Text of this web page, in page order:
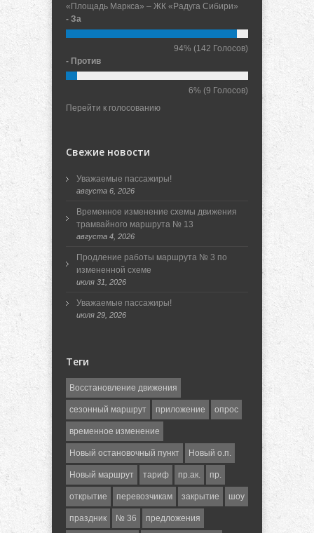
«Площадь Маркса» – ЖК «Радуга Сибири»
- За
94% (142 Голосов)
- Против
6% (9 Голосов)
Перейти к голосованию
Свежие новости
Уважаемые пассажиры!
августа 6, 2026
Временное изменение схемы движения
трамвайного маршрута № 13
августа 4, 2026
Продление работы маршрута № 3 по
измененной схеме
июля 31, 2026
Уважаемые пассажиры!
июля 29, 2026
Теги
Восстановление движения
сезонный маршрут приложение опрос
временное изменение
Новый остановочный пункт Новый о.п.
Новый маршрут тариф пр.ак. пр.
открытие перевозчикам закрытие шоу
праздник № 36 предложения